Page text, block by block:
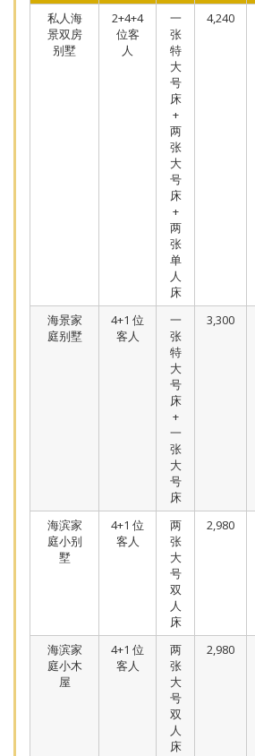
私人海
景双房
别墅
2+4+4
位客
人
一
张
特
大
号
床
+
两
张
大
号
床
+
两
张
单
人
床
4,240
海景家
庭别墅
4+1 位
客人
一
张
特
大
号
床
+
一
张
大
号
床
3,300
海滨家
庭小别
墅
4+1 位
客人
两
张
大
号
双
人
床
2,980
海滨家
庭小木
屋
4+1 位
客人
两
张
大
号
双
人
床
2,980